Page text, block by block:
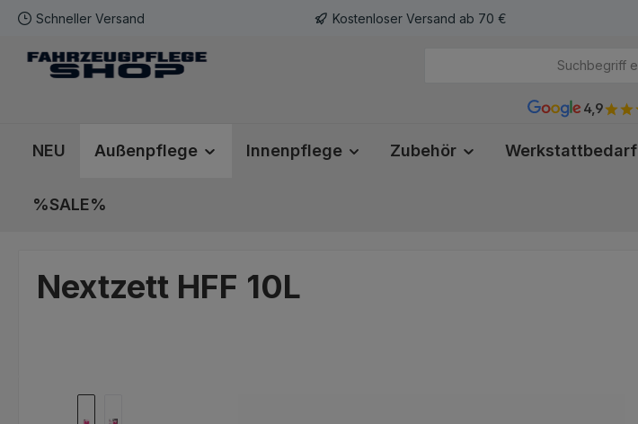
Hauptinhalt springen
Zur Suche springen
Zur Hauptnavigation springen
Schneller Versand Kostenloser Versand ab 70 €
4,9
NEU Außenpflege Innenpflege Zubehör Werkstattbedarf
%SALE%
Nextzett HFF 10L